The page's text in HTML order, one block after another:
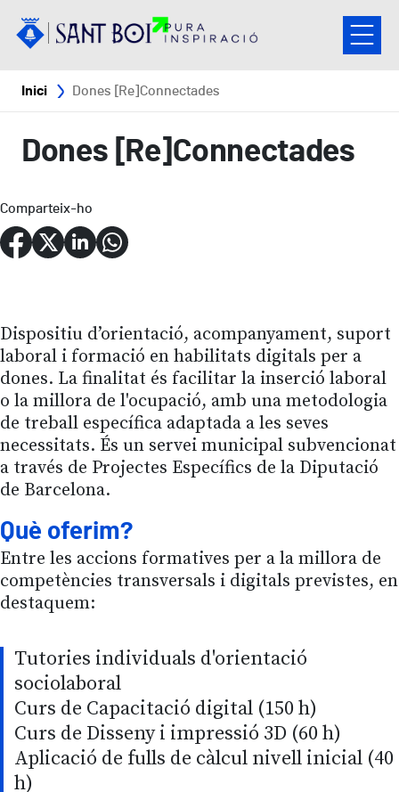
Fil d'ariadna
Inici Dones [Re]Connectades
Dones [Re]Connectades
Comparteix-ho
Dispositiu d’orientació, acompanyament, suport
laboral i formació en habilitats digitals per a
dones. La finalitat és facilitar la inserció laboral
o la millora de l'ocupació, amb una metodologia
de treball específica adaptada a les seves
necessitats. És un servei municipal subvencionat
a través de Projectes Específics de la Diputació
de Barcelona.
Què oferim?
Entre les accions formatives per a la millora de
competències transversals i digitals previstes, en
destaquem:
Tutories individuals d'orientació
sociolaboral
Curs de Capacitació digital (150 h)
Curs de Disseny i impressió 3D (60 h)
Aplicació de fulls de càlcul nivell inicial (40
h)